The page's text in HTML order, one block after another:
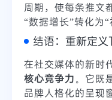
周期，使每条推文
“数据增长”转化为“
结语：重新定
在社交媒体的新时
核心竞争力 。它既
品牌人格化的呈现